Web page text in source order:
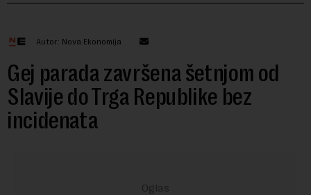
Autor: Nova Ekonomija
Gej parada završena šetnjom od
Slavije do Trga Republike bez
incidenata